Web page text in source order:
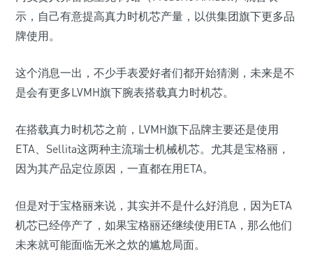
示，自己有意提高真力时机芯产量，以供集团旗下更多品
牌使用。
这个消息一出，不少手表爱好者们都开始猜测，未来是不
是会有更多LVMH旗下腕表搭载真力时机芯。
在搭载真力时机芯之前，LVMH旗下品牌主要还是使用
ETA、Sellita这两种主流瑞士机械机芯。尤其是宝格丽，
因为其产品定位原因，一直都在用ETA。
但是对于宝格丽来说，其实并不是什么好消息，因为ETA
机芯已经停产了，如果宝格丽还继续使用ETA，那么他们
未来就可能面临无米之炊的尴尬局面。